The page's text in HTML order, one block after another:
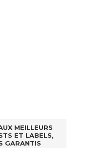
MEILLEURS
ET LABELS,
GARANTIS